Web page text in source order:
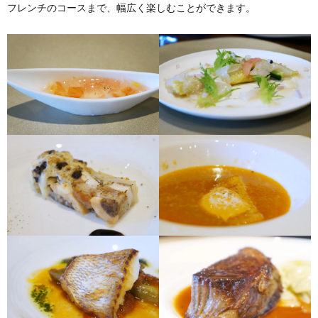
フレンチのコースまで、幅広く楽しむことができます。